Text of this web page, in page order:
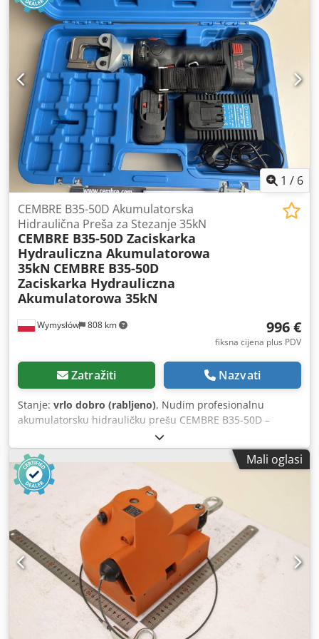
1 / 6
Wymysłów 808 km
CEMBRE B35-50D Akumulatorska
Hidraulična Preša za Stezanje 35kN
CEMBRE B35-50D Zaciskarka
Hydrauliczna Akumulatorowa
35kN CEMBRE B35-50D
Zaciskarka Hydrauliczna
Akumulatorowa 35kN
996 €
fiksna cijena plus PDV
Zatražiti Nazvati
Stanje: vrlo dobro (rabljeno), Nudim profesionalnu
akumulatorsku hidrauličku prešu CEMBRE B35-50D –
visokokvalitetni alat za industrijsku upotrebu. Uređaj je u
vrlo dobrom tehničkom stanju, ispravan i spreman za rad.
⚙️ Tehničke karakteristike: Crodjy H Ri Aspfx Ah Esf Model:
CEMBRE B35-50D Sila prešanja: 35 kN (4 tone) Maksimalni
presjek vodiča: do 150 mm² (bakar) Napajanje: baterija
9,6V Ni-MH Zakretna glava: 180° Tip: hidraulična,
akumulatorska Upravljanje: jednom rukom ✅ Primjena:
kabelske stopice kabelski spojevi elektroinstalacije nn /
industrijske servis i održavanje 📦 U kompletu: hidraulična
preša CEMBRE B35-50D 2x baterija punjač transportni
kovčeg dokumentacija / upute remen ⭐ Prednosti: vrlo
čvrsta industrijska konstrukcija tih rad i minimalne
vibracije automatski povrat nakon prešanja visoka
preciznost i ponovljivost ergonomski rad jednom rukom 📌
Mali oglasi